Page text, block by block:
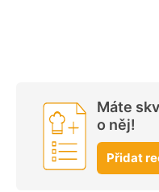
Máte
o něj!
Přidat